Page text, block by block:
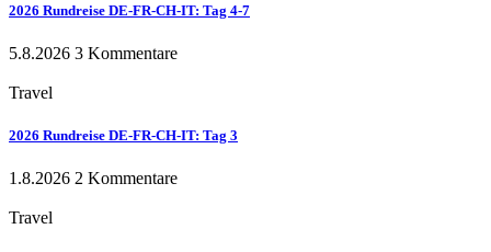
2026 Rundreise DE-FR-CH-IT: Tag 4-7
5.8.2026 3 Kommentare
Travel
2026 Rundreise DE-FR-CH-IT: Tag 3
1.8.2026 2 Kommentare
Travel